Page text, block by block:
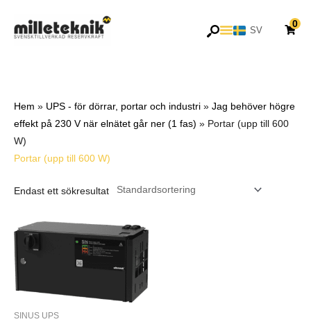
SV
EN
0
Hem » UPS - för dörrar, portar och industri » Jag behöver högre
effekt på 230 V när elnätet går ner (1 fas) » Portar (upp till 600
W)
Portar (upp till 600 W)
Endast ett sökresultat
SINUS UPS